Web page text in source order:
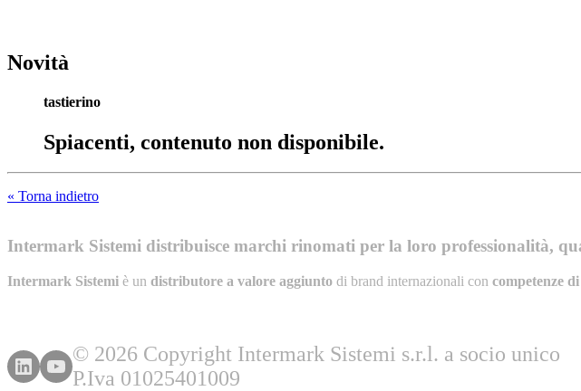
Novità
tastierino
Spiacenti, contenuto non disponibile.
« Torna indietro
Intermark Sistemi distribuisce marchi rinomati per la loro professionalità,
Intermark Sistemi è un distributore a valore aggiunto di brand internazionali con competenze
© 2026 Copyright Intermark Sistemi s.r.l. a socio unico
P.Iva 01025401009